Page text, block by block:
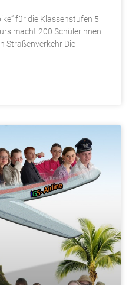
für die Klassenstufen 5
macht 200 Schülerinnen
Straßenverkehr Die